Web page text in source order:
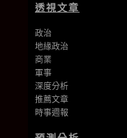
透視文章
政治
地緣政治
商業
軍事
深度分析
推薦文章
時事週報